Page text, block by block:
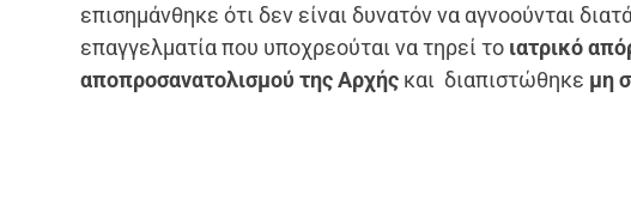
επισημάνθηκε ότι δεν είναι δυνατόν να αγνοούνται
επαγγελματία που υποχρεούται να τηρεί το ιατρικό
αποπροσανατολισμού της Αρχής και διαπιστώθηκε μη